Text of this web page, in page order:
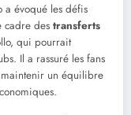
a évoqué les défis
cadre des transferts
qui pourrait
Il a rassuré les fans
un équilibre